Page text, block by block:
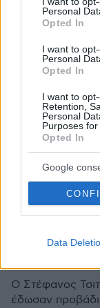
Personal
Opted In
I want to
Personal
Opted In
I want to
Retention,
Personal
Purposes for
Opted In
Google
Data
Με το δεξί αλλά
ο Τσιτσιπάς στο
Ο Στέφανος
έδωσαν